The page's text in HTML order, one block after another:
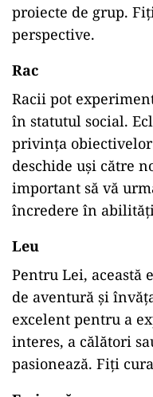
proiecte de grup.
perspective.​
Rac
Racii pot
în statutul social.
privința
deschide uși către
important să vă
încredere în
Leu
Pentru Lei, această
de aventură și
excelent pentru a
interes, a călători
pasionează. Fiți